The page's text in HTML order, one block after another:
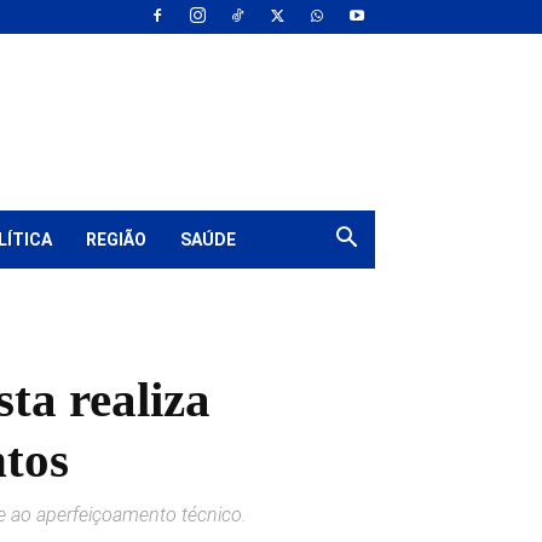
REGIÃO SAÚDE
realiza
ao aperfeiçoamento técnico.